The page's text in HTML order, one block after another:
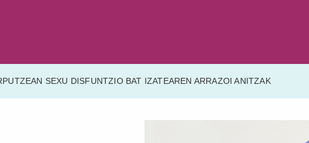
SEXU DISFUNTZIO BAT IZATEAREN ARRAZOI ANITZAK